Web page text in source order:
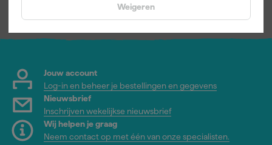
Weigeren
Jouw account
Log-in en beheer je bestellingen en gegevens
Nieuwsbrief
Inschrijven wekelijkse nieuwsbrief
Wij helpen je graag
Neem contact op met één van onze specialisten.